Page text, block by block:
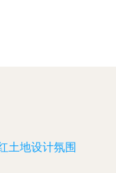
土地设计氛围